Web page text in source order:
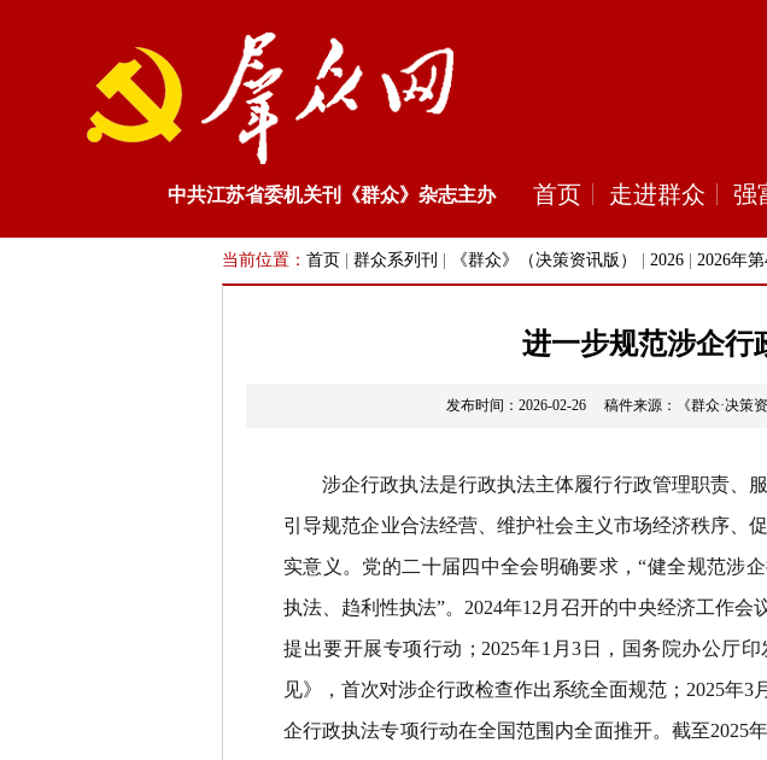
中共江苏省委机关刊《群众》杂志主办 首页 走进群众 强
当前位置： 首页 群众系列刊 《群众》（决策资讯版） 2026 2026年第
进一步规范涉企行
发布时间：2026-02-26 稿件来源：《群众·决
涉企行政执法是行政执法主体履行行政管理职责、
引导规范企业合法经营、维护社会主义市场经济秩序、
实意义。党的二十届四中全会明确要求，“健全规范涉
执法、趋利性执法”。 2024年12 月召开的中央经济工作会
提出要开展专项行动； 2025年1 月3 日，国务院办公厅
见》，首次对涉企行政检查作出系统全面规范； 2025年3
企行政执法专项行动在全国范围内全面推开。截至2025年